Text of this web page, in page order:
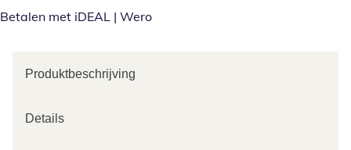
Betalen met iDEAL | Wero
Produktbeschrijving
Details